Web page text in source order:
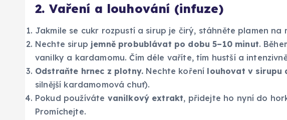
2. Vaření a louhování (infuze)
Jakmile se cukr rozpustí a sirup je čirý, stáhněte plamen na
Nechte sirup jemně probublávat po dobu 5–10 minut.
vanilky a kardamomu. Čím déle vaříte, tím hustší a
Odstraňte hrnec z plotny. Nechte koření louhovat v sirupu
silnější kardamomová chuť).
Pokud používáte vanilkový extrakt, přidejte ho nyní do
Promíchejte.